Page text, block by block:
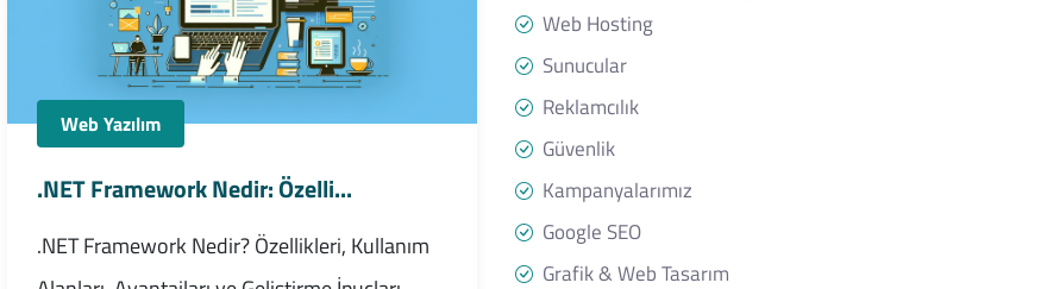
Web Yazılım
.NET Framework Nedir: Özelli...
.NET Framework Nedir? Özellikleri, Kullanım
Web Hosting
Sunucular
Reklamcılık
Güvenlik
Kampanyalarımız
Google SEO
Grafik & Web Tasarım